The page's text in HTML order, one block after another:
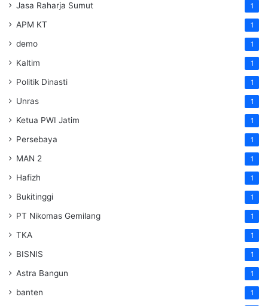
Jasa Raharja Sumut 1
APM KT 1
demo 1
Kaltim 1
Politik Dinasti 1
Unras 1
Ketua PWI Jatim 1
Persebaya 1
MAN 2 1
Hafizh 1
Bukitinggi 1
PT Nikomas Gemilang 1
TKA 1
BISNIS 1
Astra Bangun 1
banten 1